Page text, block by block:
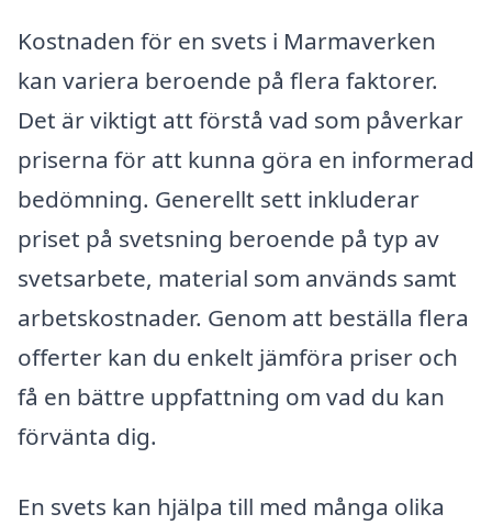
Kostnaden för en svets i Marmaverken
kan variera beroende på flera faktorer.
Det är viktigt att förstå vad som påverkar
priserna för att kunna göra en informerad
bedömning. Generellt sett inkluderar
priset på svetsning beroende på typ av
svetsarbete, material som används samt
arbetskostnader. Genom att beställa flera
offerter kan du enkelt jämföra priser och
få en bättre uppfattning om vad du kan
förvänta dig.
En svets kan hjälpa till med många olika